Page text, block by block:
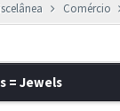
Comércio
= Jewels